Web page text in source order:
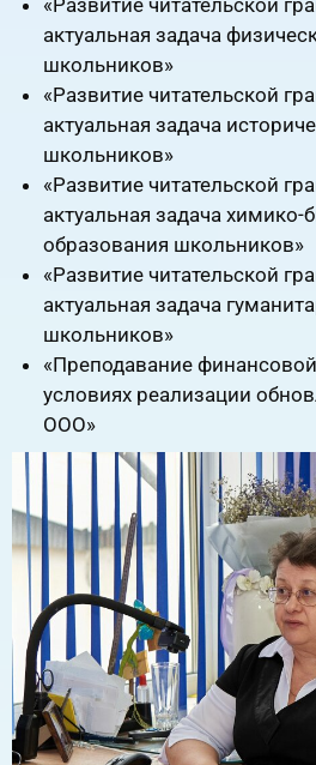
«Развитие читательской
актуальная задача
школьников»
«Развитие читательской
актуальная задача
школьников»
«Развитие читательской
актуальная задача химико-
образования школьников»
«Развитие читательской
актуальная задача
школьников»
«Преподавание
условиях реализации
ООО»